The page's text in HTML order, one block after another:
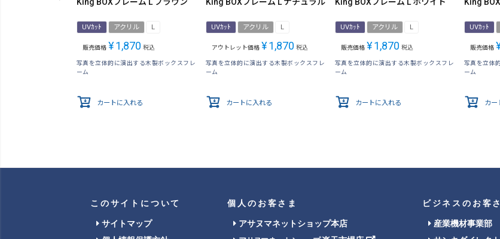
UVｶｯﾄ アクリル L
販売価格 ¥1,870 税込
写真を立体的に演出する木製ボックスフレ
ーム
カートに入れる
UVｶｯﾄ アクリル L
アウトレット価格 ¥1,870 税込
写真を立体的に演出する木製ボックスフレ
ーム
カートに入れる
UVｶｯﾄ アクリル L
販売価格 ¥1,870 税込
写真を立体的に演出する木製ボックスフレ
ーム
カートに入れる
UVｶｯﾄ
販売価格
写真を立体
ーム
カー
このサイトについて
サイトマップ
個人のお客さま
アサヌマネットショップ本店
ビジネスのお客
産業機材事業部